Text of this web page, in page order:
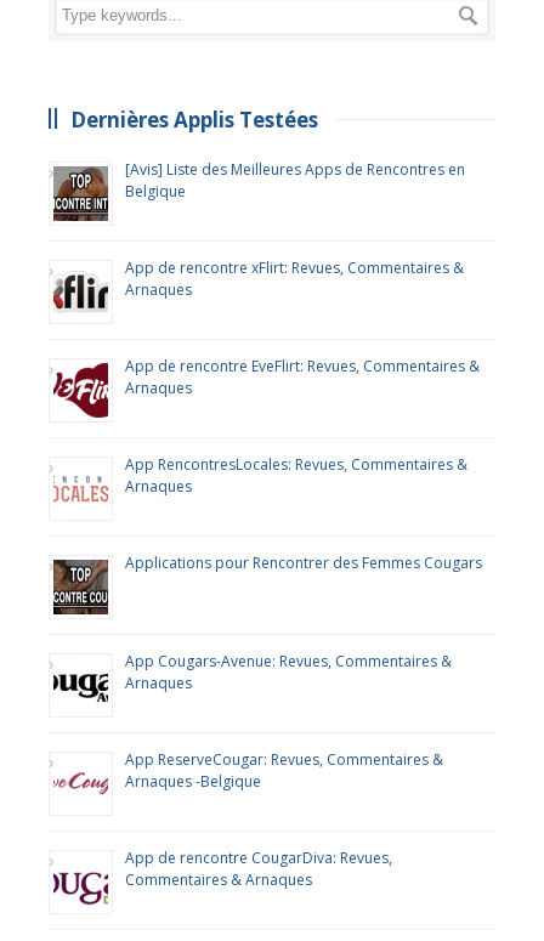
Dernières Applis Testées
[Avis] Liste des Meilleures Apps de Rencontres en
Belgique
App de rencontre xFlirt: Revues, Commentaires &
Arnaques
App de rencontre EveFlirt: Revues, Commentaires &
Arnaques
App RencontresLocales: Revues, Commentaires &
Arnaques
Applications pour Rencontrer des Femmes Cougars
App Cougars-Avenue: Revues, Commentaires &
Arnaques
App ReserveCougar: Revues, Commentaires &
Arnaques -Belgique
App de rencontre CougarDiva: Revues,
Commentaires & Arnaques